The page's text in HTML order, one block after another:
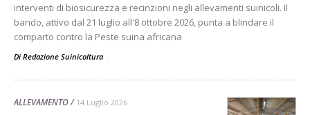
interventi di biosicurezza e recinzioni negli allevamenti suinicoli. Il
bando, attivo dal 21 luglio all'8 ottobre 2026, punta a blindare il
comparto contro la Peste suina africana
Di Redazione Suinicoltura -
ALLEVAMENTO 14 Luglio 2026